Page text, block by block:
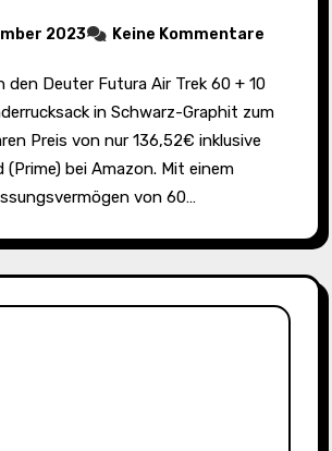
2023 Keine Kommentare
in Schwarz-Graphit zum
Preis von nur 136,52€ inklusive
(Prime) bei Amazon. Mit einem
von 60…